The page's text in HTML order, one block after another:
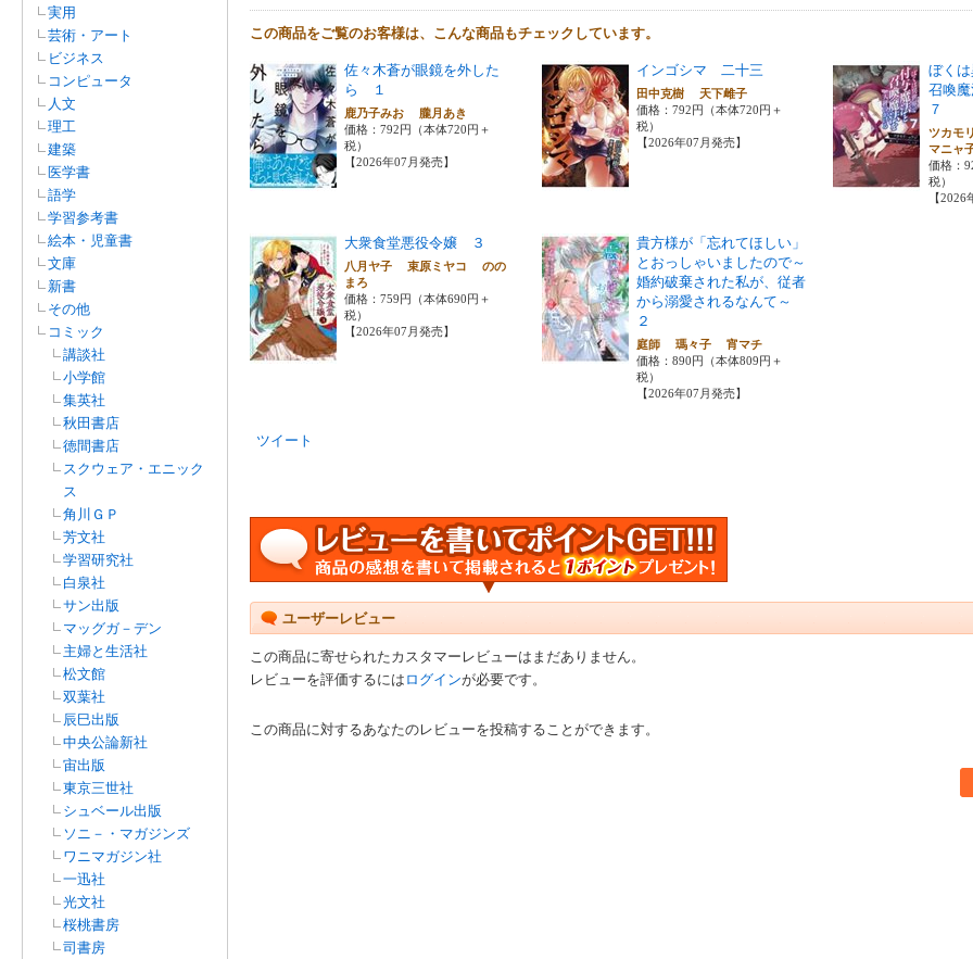
実用
芸術・アート
ビジネス
コンピュータ
人文
理工
建築
医学書
語学
学習参考書
絵本・児童書
文庫
新書
その他
コミック
講談社
小学館
集英社
秋田書店
徳間書店
スクウェア・エニック
ス
角川ＧＰ
芳文社
学習研究社
白泉社
サン出版
マッグガ－デン
主婦と生活社
松文館
双葉社
辰巳出版
中央公論新社
宙出版
東京三世社
シュベール出版
ソニ－・マガジンズ
ワニマガジン社
一迅社
光文社
桜桃書房
司書房
この商品をご覧のお客様は、こんな商品もチェックしています。
佐々木蒼が眼鏡を外した
ら １
鹿乃子みお 朧月あき
価格：792円（本体720円＋
税）
【2026年07月発売】
インゴシマ 二十三
田中克樹 天下雌子
価格：792円（本体720円＋
税）
【2026年07月発売】
ぼく
召喚
７
ツカモ
マニャ
価格：
税）
【2026
大衆食堂悪役令嬢 ３
八月ヤ子 束原ミヤコ のの
まろ
価格：759円（本体690円＋
税）
【2026年07月発売】
貴方様が「忘れてほしい」
とおっしゃいましたので～
婚約破棄された私が、従者
から溺愛されるなんて～
２
庭師 瑪々子 宵マチ
価格：890円（本体809円＋
税）
【2026年07月発売】
ツイート
ユーザーレビュー
この商品に寄せられたカスタマーレビューはまだありません。
レビューを評価するには ログインが必要です。
この商品に対するあなたのレビューを投稿することができます。